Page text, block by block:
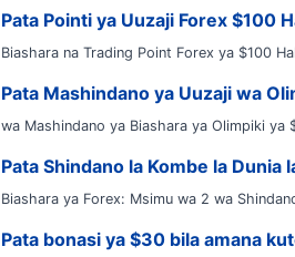
Pata Pointi ya Uuzaji Forex $100
Biashara na Trading Point Forex ya $100
Pata Mashindano ya Uuzaji wa
wa Mashindano ya Biashara ya Olimpiki
Pata Shindano la Kombe la Dunia
Biashara ya Forex: Msimu wa 2 wa
Pata bonasi ya $30 bila amana